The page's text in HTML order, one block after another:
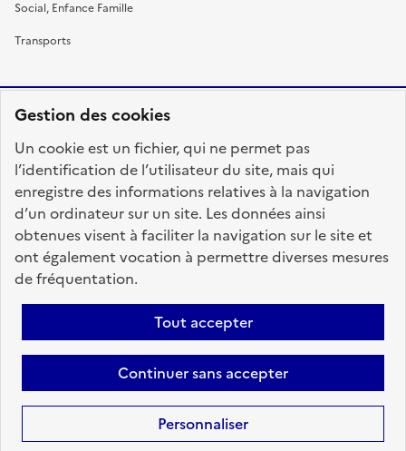
Gestion des cookies
Un cookie est un fichier, qui ne permet pas
l’identification de l’utilisateur du site, mais qui
enregistre des informations relatives à la navigation
d’un ordinateur sur un site. Les données ainsi
obtenues visent à faciliter la navigation sur le site et
ont également vocation à permettre diverses mesures
de fréquentation.
Tout accepter
Continuer sans accepter
Personnaliser
Social, Enfance Famille
Transports
FRANÇAISE
fonction-publique.gouv.fr
legifrance.gouv.fr
gouvernement.fr
Accessibilité : totalement conforme
Personnaliser les cookies
Mentions légales Contact
candidats
Sauf mention contraire, tous les textes de ce site sont sous
etalab-2.0